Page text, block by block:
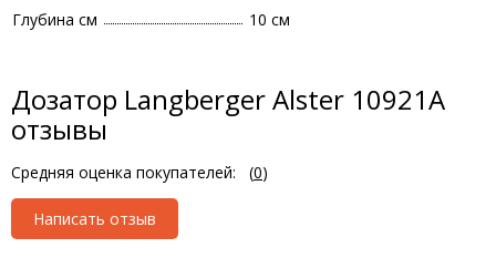
Глубина см
10 см
Дозатор Langberger Alster 10921A
отзывы
Средняя оценка покупателей: (0)
Написать отзыв